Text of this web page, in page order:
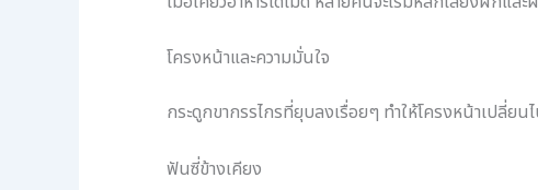
โครงหน้าและความมั่นใจ
กระดูกขากรรไกรที่ยุบลงเรื่อยๆ ทำให้โครงหน้าเปลี่ย
ฟันซี่ข้างเคียง